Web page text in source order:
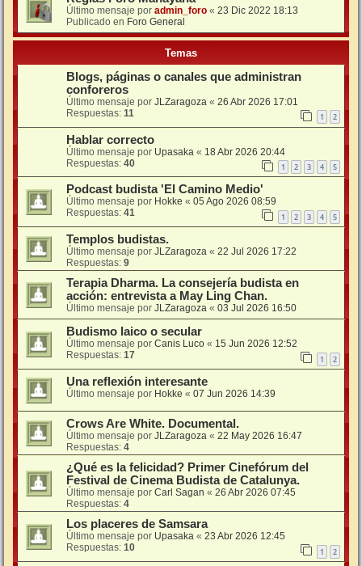
Último mensaje por admin_foro « 23 Dic 2022 18:13
Publicado en Foro General
Temas
Blogs, páginas o canales que administran
conforeros
Último mensaje por JLZaragoza « 26 Abr 2026 17:01
Respuestas: 11 1 2
Hablar correcto
Último mensaje por Upasaka « 18 Abr 2026 20:44
Respuestas: 40 1 2 3 4 5
Podcast budista 'El Camino Medio'
Último mensaje por Hokke « 05 Ago 2026 08:59
Respuestas: 41 1 2 3 4 5
Templos budistas.
Último mensaje por JLZaragoza « 22 Jul 2026 17:22
Respuestas: 9
Terapia Dharma. La consejería budista en
acción: entrevista a May Ling Chan.
Último mensaje por JLZaragoza « 03 Jul 2026 16:50
Budismo laico o secular
Último mensaje por Canis Luco « 15 Jun 2026 12:52
Respuestas: 17 1 2
Una reflexión interesante
Último mensaje por Hokke « 07 Jun 2026 14:39
Crows Are White. Documental.
Último mensaje por JLZaragoza « 22 May 2026 16:47
Respuestas: 4
¿Qué es la felicidad? Primer Cinefórum del
Festival de Cinema Budista de Catalunya.
Último mensaje por Carl Sagan « 26 Abr 2026 07:45
Respuestas: 4
Los placeres de Samsara
Último mensaje por Upasaka « 23 Abr 2026 12:45
Respuestas: 10 1 2